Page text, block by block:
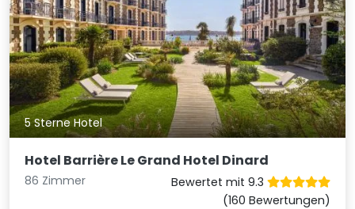
5 Sterne Hotel
Hotel Barrière Le Grand Hotel Dinard
86 Zimmer
Bewertet mit 9.3
(160 Bewertungen)